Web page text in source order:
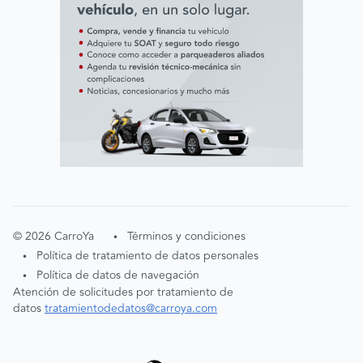
©2026 CarroYa • Términos y condiciones
• Política de tratamiento de datos personales
•
Política de datos de navegación
Atención de solicitudes por tratamiento de
datostratamientodedatos@carroya.com